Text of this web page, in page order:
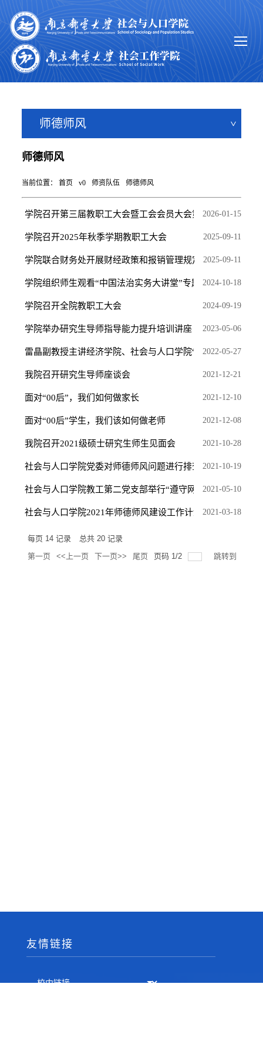
师德师风
当前位置： 首页 v0 师资队伍 师德师风
师德师风
学院召开第三届教职工大会暨工会会员大会第四次会议
2026-01-15
学院召开2025年秋季学期教职工大会 2025-09-11
学院联合财务处开展财经政策和报销管理规定宣讲2025-09-11
学院组织师生观看“中国法治实务大讲堂”专题学习活动
2024-10-18
学院召开全院教职工大会 2024-09-19
学院举办研究生导师指导能力提升培训讲座 2023-05-06
雷晶副教授主讲经济学院、社会与人口学院“师德大讲堂...
2022-05-27
我院召开研究生导师座谈会 2021-12-21
面对“00后”，我们如何做家长 2021-12-10
面对“00后”学生，我们该如何做老师 2021-12-08
我院召开2021级硕士研究生师生见面会 2021-10-28
社会与人口学院党委对师德师风问题进行排查 2021-10-19
社会与人口学院教工第二党支部举行“遵守网络文明公约...
2021-05-10
社会与人口学院2021年师德师风建设工作计划 2021-03-18
每页 14 记录 总共20 记录
第一页
<<上一页 下一页>> 尾页 页码 1/2 跳转到
友情链接